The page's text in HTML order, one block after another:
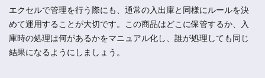
エクセルで管理を行う際にも、通常の入出庫と同様にルールを決
めて運用することが大切です。この商品はどこに保管するか、入
庫時の処理は何があるかをマニュアル化し、誰が処理しても同じ
結果になるようにしましょう。